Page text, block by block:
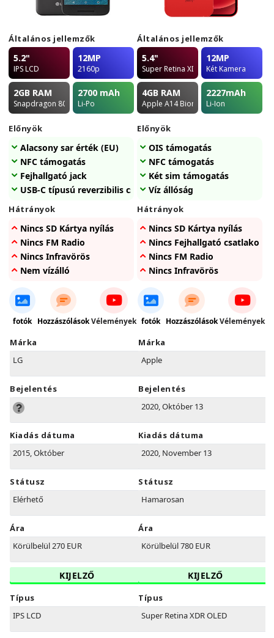
Általános jellemzők
5.2"
IPS LCD
12MP
2160p
2GB RAM
Snapdragon 808
2700 mAh
Li-Po
Előnyök
Alacsony sar érték (EU)
NFC támogatás
Fejhallgató jack
USB-C típusú reverzibilis csatlakozó
Hátrányok
Nincs SD Kártya nyílás
Nincs FM Radio
Nincs Infravörös
Nem vízálló
fotók HozzászólásokVélemények
Márka
LG
Bejelentés
Kiadás dátuma
2015, Október
Státusz
Elérhető
Ára
Körülbelül 270 EUR
KIJELZŐ
Típus
IPS LCD
Általános jellemzők
5.4"
Super Retina XDR OLED
12MP
Két Kamera
4GB RAM
Apple A14 Bionic
2227mAh
Li-Ion
Előnyök
OIS támogatás
NFC támogatás
Két sim támogatás
Víz állóság
Hátrányok
Nincs SD Kártya nyílás
Nincs Fejhallgató csatlakozó
Nincs FM Radio
Nincs Infravörös
fotók HozzászólásokVélemények
Márka
Apple
Bejelentés
2020, Október 13
Kiadás dátuma
2020, November 13
Státusz
Hamarosan
Ára
Körülbelül 780 EUR
KIJELZŐ
Típus
Super Retina XDR OLED